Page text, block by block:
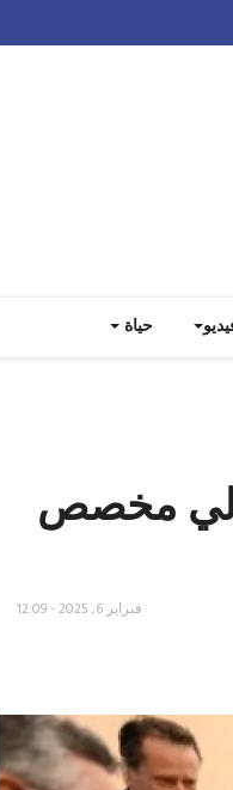
حياة
مخصص
فبراير 6, 2025 - 12:09